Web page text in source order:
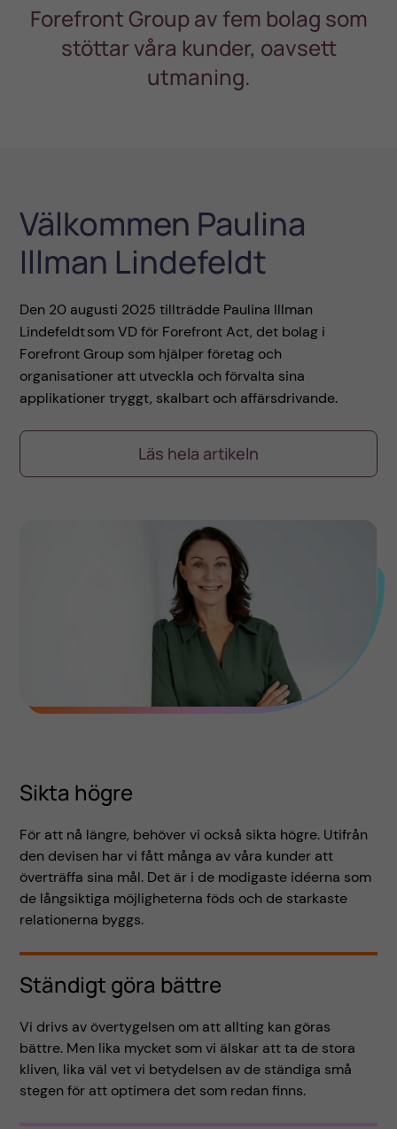
Forefront Group av fem bolag som
stöttar våra kunder, oavsett
utmaning.
Välkommen Paulina
Illman Lindefeldt
Den 20 augusti 2025 tillträdde Paulina Illman
Lindefeldt som VD för Forefront Act, det bolag i
Forefront Group som hjälper företag och
organisationer att utveckla och förvalta sina
applikationer tryggt, skalbart och affärsdrivande.
Läs hela artikeln
Sikta högre
För att nå längre, behöver vi också sikta högre. Utifrån
den devisen har vi fått många av våra kunder att
överträffa sina mål. Det är i de modigaste idéerna som
de långsiktiga möjligheterna föds och de starkaste
relationerna byggs.
Ständigt göra bättre
Vi drivs av övertygelsen om att allting kan göras
bättre. Men lika mycket som vi älskar att ta de stora
kliven, lika väl vet vi betydelsen av de ständiga små
stegen för att optimera det som redan finns.